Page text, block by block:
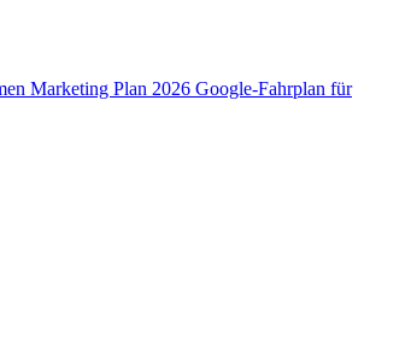
Marketing Plan 2026 Google-Fahrplan für